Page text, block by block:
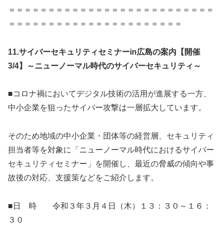
＝＝＝＝＝＝＝＝＝＝＝＝＝＝＝＝＝＝＝＝＝＝＝＝＝＝
＝＝＝＝＝＝＝＝＝＝＝＝＝＝＝＝＝＝＝＝＝＝
11.サイバーセキュリティセミナーin広島の案内【開催
3/4】～ニューノーマル時代のサイバーセキュリティ～
■コロナ禍においてデジタル技術の活用が進展する一方、
中小企業を狙ったサイバー攻撃は一層拡大しています。
そのため地域の中小企業・団体等の経営層、セキュリティ
担当者等を対象に「ニューノーマル時代におけるサイバー
セキュリティセミナー」を開催し、最近の脅威の傾向や事
故後の対応、支援策などをご紹介します。
■日 時 令和３年３月４日（木）１３：３０～１６：
３０